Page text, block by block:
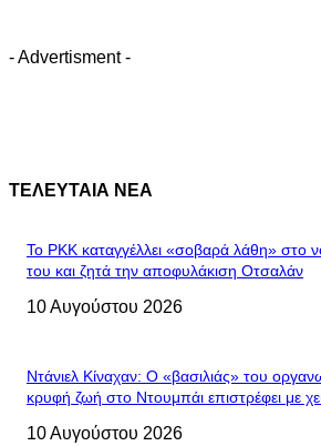
- Advertisment -
ΤΕΛΕΥΤΑΙΑ ΝΕΑ
Το PKK καταγγέλλει «σοβαρά λάθη» στο
του και ζητά την αποφυλάκιση Οτσαλάν
10 Αυγούστου 2026
Ντάνιελ Κίναχαν: Ο «βασιλιάς» του
κρυφή ζωή στο Ντουμπάι επιστρέφει με
10 Αυγούστου 2026